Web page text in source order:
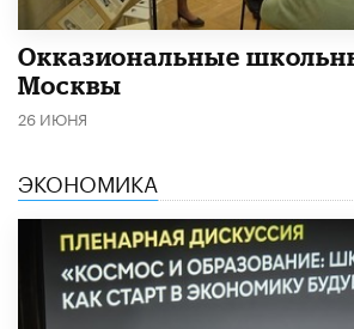
​Окказиональные
Москвы
26 ИЮНЯ
ЭКОНОМИКА